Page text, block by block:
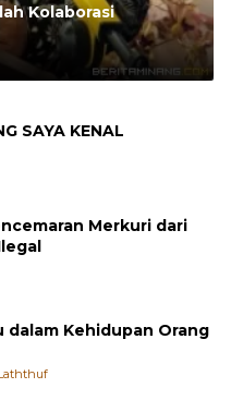
Kolaborasi
SAYA KENAL
Merkuri dari
dalam Kehidupan Orang